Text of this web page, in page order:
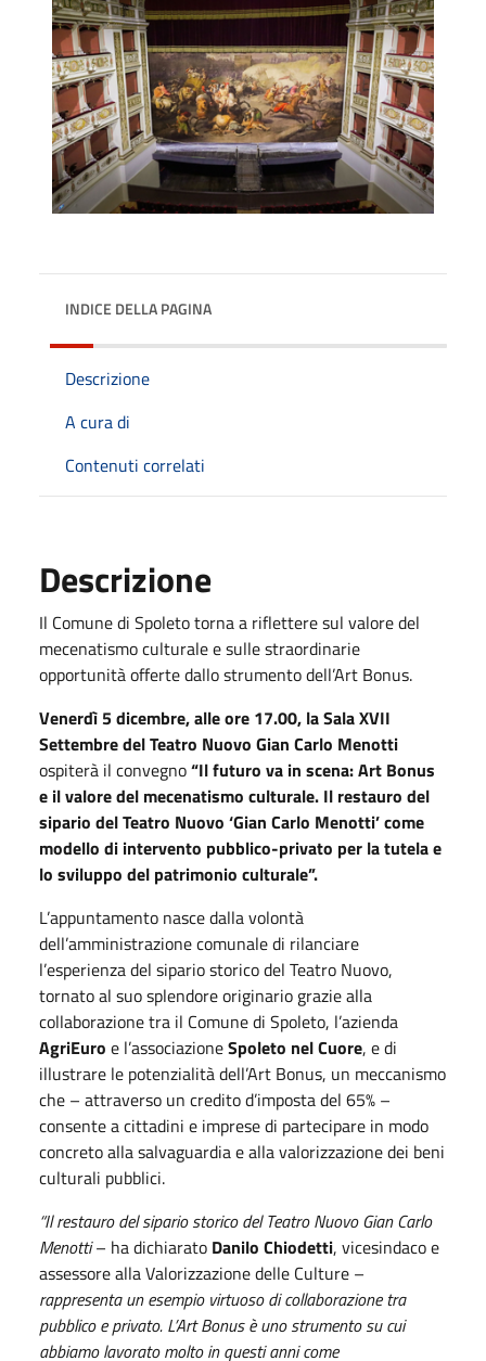
INDICE DELLA PAGINA
Descrizione
A cura di
Contenuti correlati
Descrizione
Il Comune di Spoleto torna a riflettere sul valore del
mecenatismo culturale e sulle straordinarie
opportunità offerte dallo strumento dell’Art Bonus.
Venerdì 5 dicembre, alle ore 17.00, la Sala XVII
Settembre del Teatro Nuovo Gian Carlo Menotti
ospiterà il convegno“Il futuro va in scena: Art Bonus
e il valore del mecenatismo culturale. Il restauro del
sipario del Teatro Nuovo ‘Gian Carlo Menotti’ come
modello di intervento pubblico-privato per la tutela e
lo sviluppo del patrimonio culturale”.
L’appuntamento nasce dalla volontà
dell’amministrazione comunale di rilanciare
l’esperienza del sipario storico del Teatro Nuovo,
tornato al suo splendore originario grazie alla
collaborazione tra il Comune di Spoleto, l’azienda
AgriEuro e l’associazioneSpoleto nel Cuore, e di
illustrare le potenzialità dell’Art Bonus, un meccanismo
che – attraverso un credito d’imposta del 65% –
consente a cittadini e imprese di partecipare in modo
concreto alla salvaguardia e alla valorizzazione dei beni
culturali pubblici.
“Il restauro del sipario storico del Teatro Nuovo Gian Carlo
Menotti– ha dichiarato Danilo Chiodetti, vicesindaco e
assessore alla Valorizzazione delle Culture –
rappresenta un esempio virtuoso di collaborazione tra
pubblico e privato. L’Art Bonus è uno strumento su cui
abbiamo lavorato molto in questi anni come